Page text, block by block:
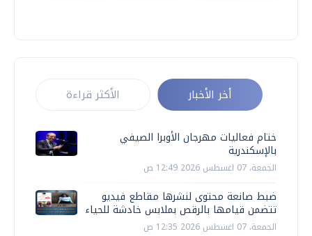
أخر الأخبار الأكثر قراءة
ختام فعاليات مهرجان الأوبرا الصيفي
بالإسكندرية
الجمعة، 07 اغسطس 2026 12:49 ص
ضبط صانعة محتوى لنشرها مقاطع فيديو
تتضمن قيامها بالرقص بملابس خادشة للحياء
الجمعة، 07 اغسطس 2026 12:35 ص